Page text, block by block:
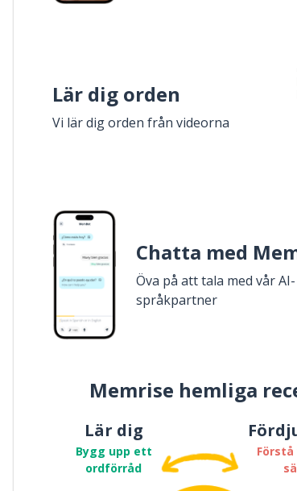
Lär dig orden
Vi lär dig orden från videorna
Chatta med
Öva på att tala med vår AI-
språkpartner
Memrise hemliga
Lär dig
Bygg upp ett
ordförråd